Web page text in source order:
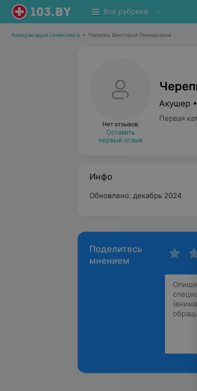
Все рубрики
Консультации гинеколога • Черепко Виктория Геннадьевна
Нет отзывов
Оставить
первый отзыв
Акушер
Первая
Инфо
Обновлено: декабрь 2024
Поделитесь
мнением